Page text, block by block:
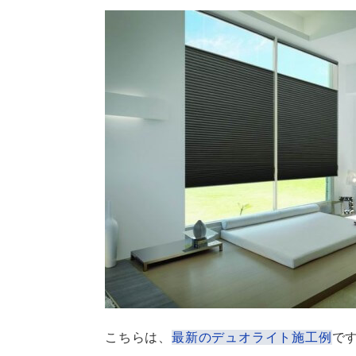
こちらは、 最新のデュオライト施工例で